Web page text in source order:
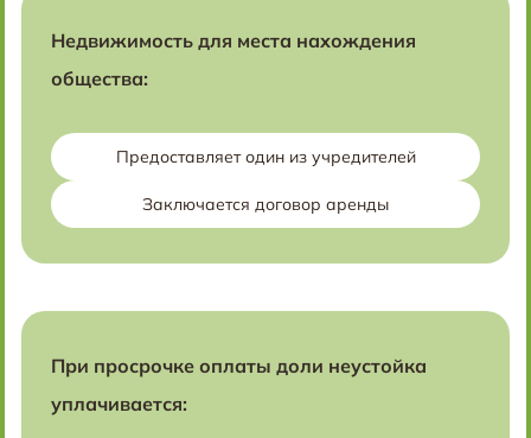
Недвижимость для места нахождения
общества:
Предоставляет один из учредителей
Заключается договор аренды
При просрочке оплаты доли неустойка
уплачивается: